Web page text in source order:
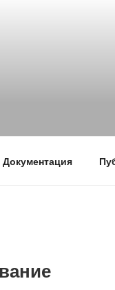
Документация